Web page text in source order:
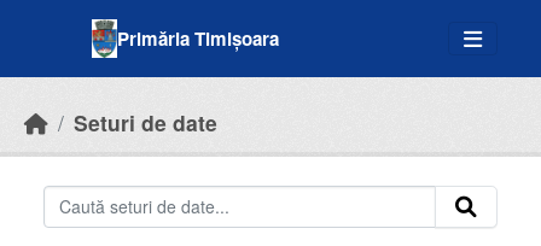
Primăria Timișoara
Seturi de date